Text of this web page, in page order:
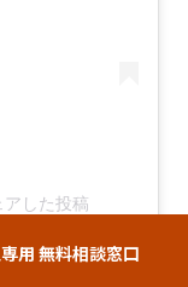
した投稿
用 無料相談窓口